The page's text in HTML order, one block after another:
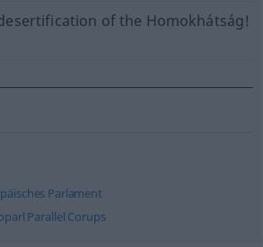
of the Homokhátság!
Parlament
Parallel Corups